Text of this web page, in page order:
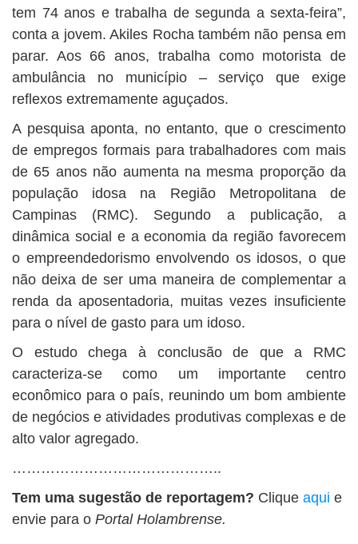
tem 74 anos e trabalha de segunda a sexta-feira”,
conta a jovem. Akiles Rocha também não pensa em
parar. Aos 66 anos, trabalha como motorista de
ambulância no município – serviço que exige
reflexos extremamente aguçados.
A pesquisa aponta, no entanto, que o crescimento
de empregos formais para trabalhadores com mais
de 65 anos não aumenta na mesma proporção da
população idosa na Região Metropolitana de
Campinas (RMC). Segundo a publicação, a
dinâmica social e a economia da região favorecem
o empreendedorismo envolvendo os idosos, o que
não deixa de ser uma maneira de complementar a
renda da aposentadoria, muitas vezes insuficiente
para o nível de gasto para um idoso.
O estudo chega à conclusão de que a RMC
caracteriza-se como um importante centro
econômico para o país, reunindo um bom ambiente
de negócios e atividades produtivas complexas e de
alto valor agregado.
……………………………………..
Tem uma sugestão de reportagem? Clique aqui e
envie para o Portal Holambrense.